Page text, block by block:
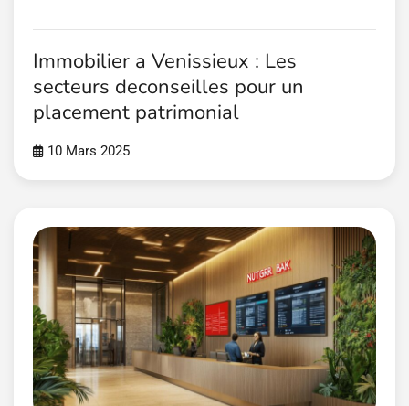
Immobilier a Venissieux : Les
secteurs deconseilles pour un
placement patrimonial
10 Mars 2025